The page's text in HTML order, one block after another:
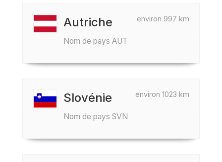
environ 997 km
Autriche
Nom de pays AUT
environ 1023 km
Slovénie
Nom de pays SVN